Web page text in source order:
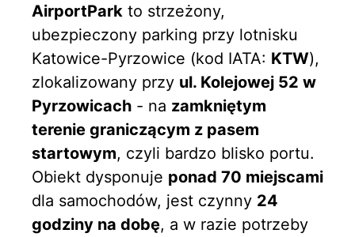
AirportPark to strzeżony,
ubezpieczony parking przy lotnisku
Katowice-Pyrzowice (kod IATA: KTW),
zlokalizowany przy ul. Kolejowej 52 w
Pyrzowicach - na zamkniętym
terenie graniczącym z pasem
startowym, czyli bardzo blisko portu.
Obiekt dysponuje ponad 70 miejscami
dla samochodów, jest czynny 24
godziny na dobę, a w razie potrzeby